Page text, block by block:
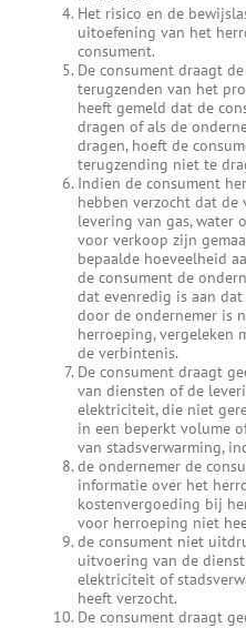
Het risico en de
uitoefening van het
consument.
De consument draagt
terugzenden van het
heeft gemeld dat de
dragen of als de
dragen, hoeft de
terugzending niet te
Indien de consument
hebben verzocht dat
levering van gas, water
voor verkoop zijn
bepaalde hoeveelheid
de consument de
dat evenredig is aan
door de ondernemer is
herroeping, vergeleken
de verbintenis.
De consument draagt
van diensten of de
elektriciteit, die niet
in een beperkt volume
van stadsverwarming,
de ondernemer de
informatie over het
kostenvergoeding bij
voor herroeping niet
de consument niet
uitvoering van de
elektriciteit of
heeft verzocht.
De consument draagt